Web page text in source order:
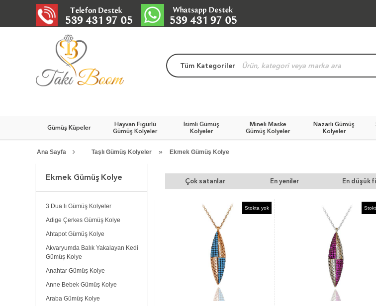
Tüm Kategoriler
Gümüş Küpeler
Hayvan Figürlü
Gümüş Kolyeler
İsimli Gümüş
Kolyeler
Mineli Maske
Gümüş Kolyeler
Nazarlı Gümüş
Kolyeler
Ana Sayfa Taşlı Gümüş Kolyeler » Ekmek Gümüş Kolye
Ekmek Gümüş Kolye
3 Dua lı Gümüş Kolyeler
Adige Çerkes Gümüş Kolye
Ahtapot Gümüş Kolye
Akvaryumda Balık Yakalayan Kedi
Gümüş Kolye
Anahtar Gümüş Kolye
Anne Bebek Gümüş Kolye
Araba Gümüş Kolye
Çok satanlar En yeniler En düşük
Stokta yok